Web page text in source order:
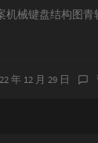
机械键盘结构图青
年 12 月 29 日